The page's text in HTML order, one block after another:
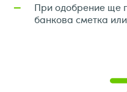
—
При одобрение ще
банкова сметка